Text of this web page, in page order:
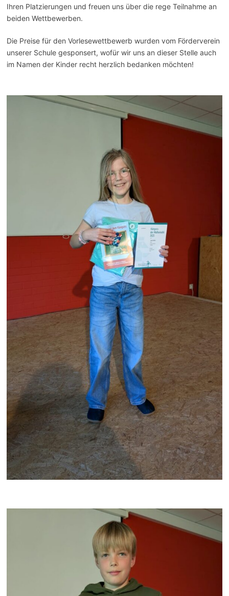
Ihren Platzierungen und freuen uns über die rege Teilnahme an
beiden Wettbewerben.
Die Preise für den Vorlesewettbewerb wurden vom Förderverein
unserer Schule gesponsert, wofür wir uns an dieser Stelle auch
im Namen der Kinder recht herzlich bedanken möchten!